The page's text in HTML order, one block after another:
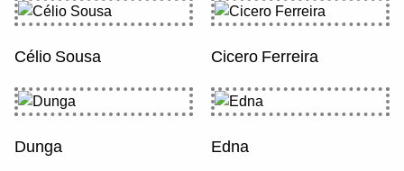
Célio Sousa Cicero Ferreira
Dunga Edna